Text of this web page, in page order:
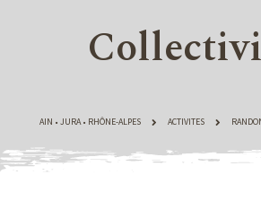
AIN • JURA • RHÔNE-ALPES ACTIVITES